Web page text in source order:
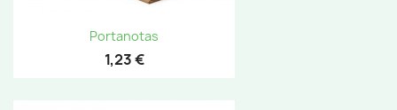
Portanotas
1,23 €